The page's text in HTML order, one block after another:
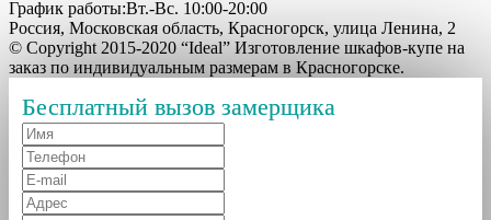
График работы:Вт.-Вс. 10:00-20:00
Россия, Московская область, Красногорск, улица Ленина, 2
© Copyright 2015-2020 “Ideal” Изготовление шкафов-купе на
заказ по индивидуальным размерам в Красногорске.
Бесплатный вызов замерщика